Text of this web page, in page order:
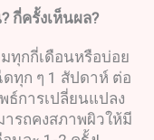
? กี่ครั้งเห็นผล?
ทุกกี่เดือนหรือบ่อย
ทุก ๆ 1 สัปดาห์ ต่อ
ธ์การเปลี่ยนแปลง
รถคงสภาพผิวให้มี